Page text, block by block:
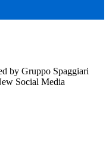
by Gruppo Spaggiari
Social Media